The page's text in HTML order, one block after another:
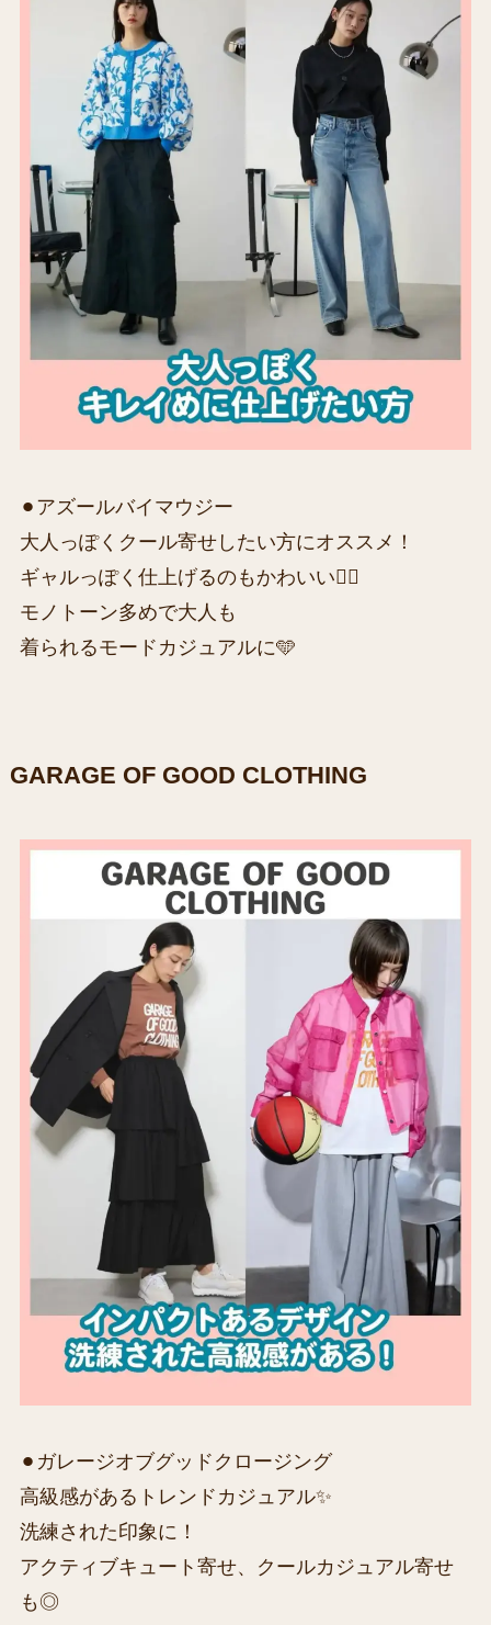
⚫︎アズールバイマウジー
大人っぽくクール寄せしたい方にオススメ！
ギャルっぽく仕上げるのもかわいい🙋‍♀️
モノトーン多めで大人も
着られるモードカジュアルに🩵
GARAGE OF GOOD CLOTHING
⚫︎ガレージオブグッドクロージング
高級感があるトレンドカジュアル✨
洗練された印象に！
アクティブキュート寄せ、クールカジュアル寄せ
も◎